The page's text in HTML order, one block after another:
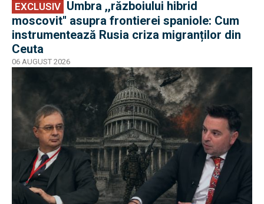
EXCLUSIV
moscovit'' asupra frontierei spaniole: Cum
instrumentează Rusia criza migranților din
Ceuta
06 AUGUST 2026